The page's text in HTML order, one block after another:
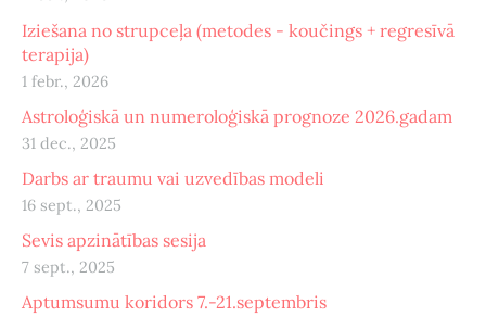
Iziešana no strupceļa (metodes - koučings + regresīvā
terapija)
1 febr., 2026
Astroloģiskā un numeroloģiskā prognoze 2026.gadam
31 dec., 2025
Darbs ar traumu vai uzvedības modeli
16 sept., 2025
Sevis apzinātības sesija
7 sept., 2025
Aptumsumu koridors 7.-21.septembris